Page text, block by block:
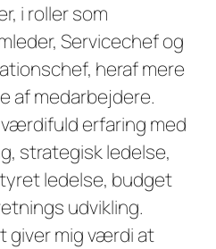
i roller som
Servicechef og
heraf mere
af medarbejdere.
erfaring med
strategisk ledelse,
ledelse, budget
udvikling.
giver mig værdi at